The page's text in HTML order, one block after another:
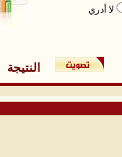
لا أدري
النتيجة